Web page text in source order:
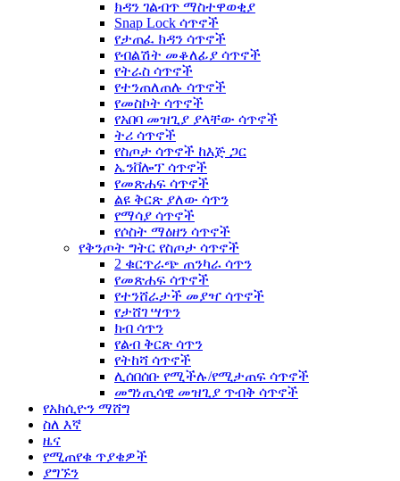
ክዳን ገልብጥ ማስተዋወቂያ
Snap Lock ሳጥኖች
የታጠፈ ክዳን ሳጥኖች
የብልሽት መቆለፊያ ሳጥኖች
የትራስ ሳጥኖች
የተንጠለጠሉ ሳጥኖች
የመስኮት ሳጥኖች
የአበባ መዝጊያ ያላቸው ሳጥኖች
ትሪ ሳጥኖች
የስጦታ ሳጥኖች ከእጅ ጋር
ኤንቨሎፕ ሳጥኖች
የመጽሐፍ ሳጥኖች
ልዩ ቅርጽ ያለው ሳጥን
የማሳያ ሳጥኖች
የሶስት ማዕዘን ሳጥኖች
የቅንጦት ግትር የስጦታ ሳጥኖች
2 ቁርጥራጭ ጠንካራ ሳጥን
የመጽሐፍ ሳጥኖች
የተንሸራታች መያዣ ሳጥኖች
የታሸገ ሣጥን
ክብ ሳጥን
የልብ ቅርጽ ሳጥን
የትከሻ ሳጥኖች
ሊሰበሰቡ የሚችሉ/የሚታጠፍ ሳጥኖች
መግነጢሳዊ መዝጊያ ጥብቅ ሳጥኖች
የአክሲዮን ማሸግ
ስለ እኛ
ዜና
የሚጠየቁ ጥያቄዎች
ያግኙን